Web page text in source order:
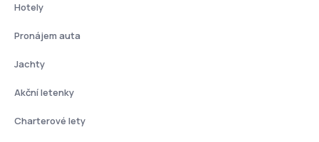
Hotely
Pronájem auta
Jachty
Akční letenky
Charterové lety